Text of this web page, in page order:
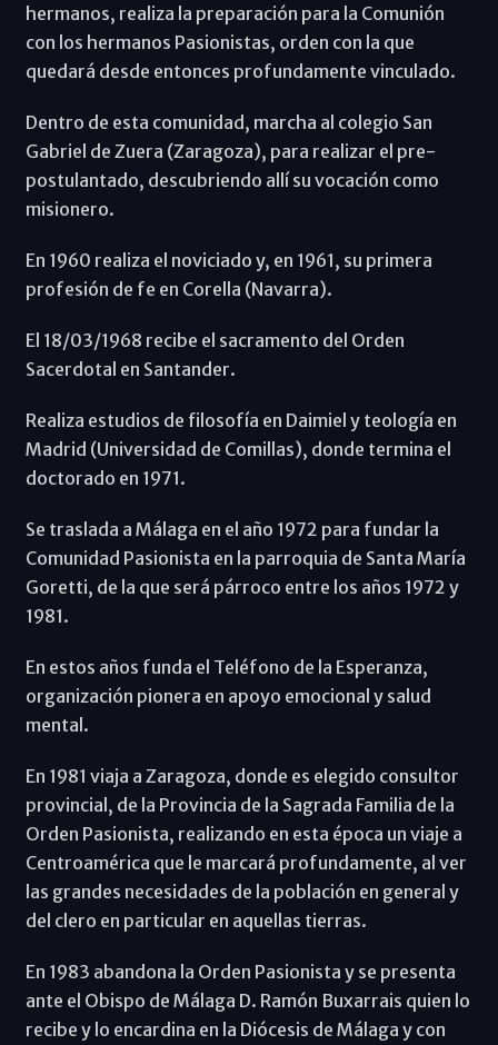
hermanos, realiza la preparación para la Comunión
con los hermanos Pasionistas, orden con la que
quedará desde entonces profundamente vinculado.
Dentro de esta comunidad, marcha al colegio San
Gabriel de Zuera (Zaragoza), para realizar el pre-
postulantado, descubriendo allí su vocación como
misionero.
En 1960 realiza el noviciado y, en 1961, su primera
profesión de fe en Corella (Navarra).
El 18/03/1968 recibe el sacramento del Orden
Sacerdotal en Santander.
Realiza estudios de filosofía en Daimiel y teología en
Madrid (Universidad de Comillas), donde termina el
doctorado en 1971.
Se traslada a Málaga en el año 1972 para fundar la
Comunidad Pasionista en la parroquia de Santa María
Goretti, de la que será párroco entre los años 1972 y
1981.
En estos años funda el Teléfono de la Esperanza,
organización pionera en apoyo emocional y salud
mental.
En 1981 viaja a Zaragoza, donde es elegido consultor
provincial, de la Provincia de la Sagrada Familia de la
Orden Pasionista, realizando en esta época un viaje a
Centroamérica que le marcará profundamente, al ver
las grandes necesidades de la población en general y
del clero en particular en aquellas tierras.
En 1983 abandona la Orden Pasionista y se presenta
ante el Obispo de Málaga D. Ramón Buxarrais quien lo
recibe y lo encardina en la Diócesis de Málaga y con